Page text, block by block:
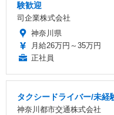
験歓迎
司企業株式会社
神奈川県
月給26万円～35万円
正社員
タクシードライバー/未経
神奈川都市交通株式会社